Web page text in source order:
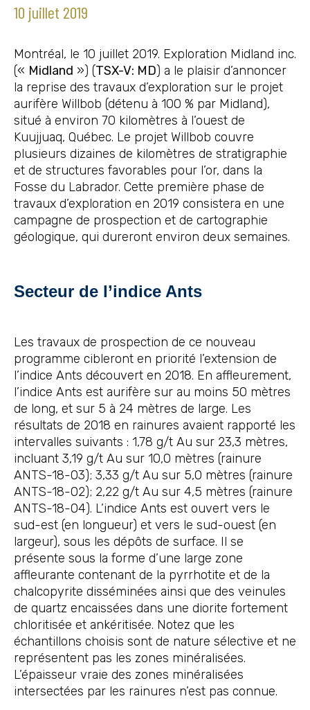
10 juillet 2019
Montréal, le 10 juillet 2019. Exploration Midland inc.
(« Midland ») (TSX-V: MD) a le plaisir d’annoncer
la reprise des travaux d’exploration sur le projet
aurifère Willbob (détenu à 100 % par Midland),
situé à environ 70 kilomètres à l’ouest de
Kuujjuaq, Québec. Le projet Willbob couvre
plusieurs dizaines de kilomètres de stratigraphie
et de structures favorables pour l’or, dans la
Fosse du Labrador. Cette première phase de
travaux d’exploration en 2019 consistera en une
campagne de prospection et de cartographie
géologique, qui dureront environ deux semaines.
Secteur de l’indice Ants
Les travaux de prospection de ce nouveau
programme cibleront en priorité l’extension de
l’indice Ants découvert en 2018. En affleurement,
l’indice Ants est aurifère sur au moins 50 mètres
de long, et sur 5 à 24 mètres de large. Les
résultats de 2018 en rainures avaient rapporté les
intervalles suivants : 1,78 g/t Au sur 23,3 mètres,
incluant 3,19 g/t Au sur 10,0 mètres (rainure
ANTS-18-03); 3,33 g/t Au sur 5,0 mètres (rainure
ANTS-18-02); 2,22 g/t Au sur 4,5 mètres (rainure
ANTS-18-04). L’indice Ants est ouvert vers le
sud-est (en longueur) et vers le sud-ouest (en
largeur), sous les dépôts de surface. Il se
présente sous la forme d’une large zone
affleurante contenant de la pyrrhotite et de la
chalcopyrite disséminées ainsi que des veinules
de quartz encaissées dans une diorite fortement
chloritisée et ankéritisée. Notez que les
échantillons choisis sont de nature sélective et ne
représentent pas les zones minéralisées.
L’épaisseur vraie des zones minéralisées
intersectées par les rainures n’est pas connue.